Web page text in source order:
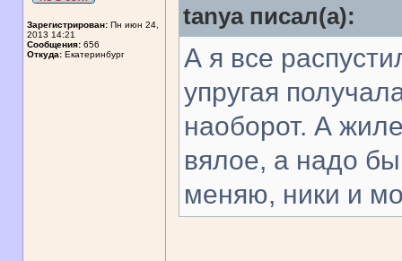
Зарегистрирован: Пн июн 24,
2013 14:21
Сообщения: 656
Откуда: Екатеринбург
tanya писал(а):
А я все
упругая
наоборот. А
вялое, а надо
меняю, ники и